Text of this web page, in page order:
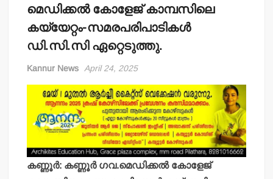
മെഡിക്കല്‍ കോളേജ് കാമ്പസിലെ
കയ്യേറ്റം-സമരപരിപാടികള്‍
ഡി.സി.സി ഏറ്റെടുത്തു.
Kannur News April 24, 2025
കണ്ണൂര്‍: കണ്ണൂര്‍ ഗവ.മെഡിക്കല്‍ കോളേജ്